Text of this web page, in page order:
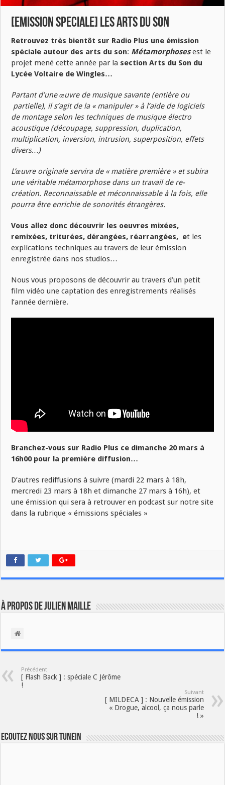
[EMISSION SPECIALE] Les arts du son
Retrouvez très bientôt sur Radio Plus une émission
spéciale autour des arts du son: Métamorphosesest le
projet mené cette année par la section Arts du Son du
Lycée Voltaire de Wingles…
Partant d’une œuvre de musique savante (entière ou
partielle), il s’agit de la « manipuler » à l’aide de logiciels
de montage selon les techniques de musique électro
acoustique (découpage, suppression, duplication,
multiplication, inversion, intrusion, superposition, effets
divers…)
L’œuvre originale servira de « matière première » et subira
une véritable métamorphose dans un travail de re-
création. Reconnaissable et méconnaissable à la fois, elle
pourra être enrichie de sonorités étrangères.
Vous allez donc découvrir les oeuvres mixées,
remixées, triturées, dérangées, réarrangées, et les
explications techniques au travers de leur émission
enregistrée dans nos studios…
Nous vous proposons de découvrir au travers d’un petit
film vidéo une captation des enregistrements réalisés
l’année dernière.
Branchez-vous sur Radio Plus ce dimanche 20 mars à
16h00 pour la première diffusion…
D’autres rediffusions à suivre (mardi 22 mars à 18h,
mercredi 23 mars à 18h et dimanche 27 mars à 16h), et
une émission qui sera à retrouver en podcast sur notre site
dans la rubrique « émissions spéciales »
À propos de Julien Maille
Précédent
[ Flash Back ] : spéciale C Jérôme
!
Suivant
[ MILDECA ] : Nouvelle émission
« Drogue, alcool, ça nous parle
! »
Ecoutez nous sur TuneIn